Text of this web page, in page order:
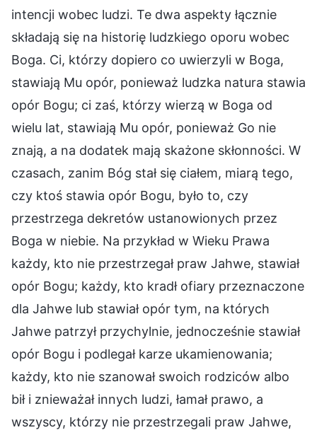
intencji wobec ludzi. Te dwa aspekty łącznie
składają się na historię ludzkiego oporu wobec
Boga. Ci, którzy dopiero co uwierzyli w Boga,
stawiają Mu opór, ponieważ ludzka natura stawia
opór Bogu; ci zaś, którzy wierzą w Boga od
wielu lat, stawiają Mu opór, ponieważ Go nie
znają, a na dodatek mają skażone skłonności. W
czasach, zanim Bóg stał się ciałem, miarą tego,
czy ktoś stawia opór Bogu, było to, czy
przestrzega dekretów ustanowionych przez
Boga w niebie. Na przykład w Wieku Prawa
każdy, kto nie przestrzegał praw Jahwe, stawiał
opór Bogu; każdy, kto kradł ofiary przeznaczone
dla Jahwe lub stawiał opór tym, na których
Jahwe patrzył przychylnie, jednocześnie stawiał
opór Bogu i podlegał karze ukamienowania;
każdy, kto nie szanował swoich rodziców albo
bił i znieważał innych ludzi, łamał prawo, a
wszyscy, którzy nie przestrzegali praw Jahwe,